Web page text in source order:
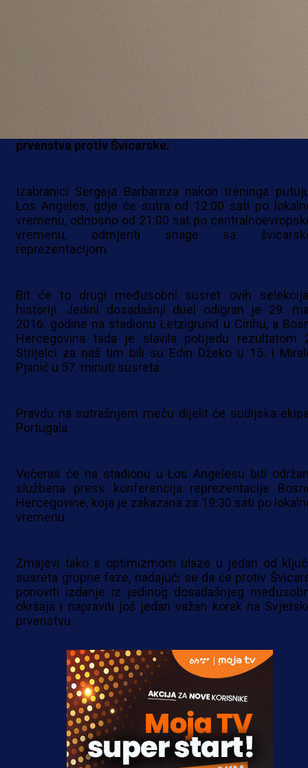
prvenstva protiv Švicarske.
Izabranici Sergeja Barbareza nakon treninga
Los Angeles, gdje će sutra od 12:00 sati po
vremenu, odnosno od 21:00 sat po
vremenu, odmjeriti snage sa
reprezentacijom.
Bit će to drugi međusobni susret ovih
historiji. Jedini dosadašnji duel odigran je 29.
2016. godine na stadionu Letzigrund u Cirihu, a
Hercegovina tada je slavila pobjedu rezultatom
Strijelci za naš tim bili su Edin Džeko u 15. i
Pjanić u 57. minuti susreta.
Pravdu na sutrašnjem meču dijelit će sudijska
Portugala.
Večeras će na stadionu u Los Angelesu biti
službena press konferencija reprezentacije
Hercegovine, koja je zakazana za 19:30 sati po
vremenu.
Zmajevi tako s optimizmom ulaze u jedan od
susreta grupne faze, nadajući se da će protiv
ponoviti izdanje iz jedinog dosadašnjeg
okršaja i napraviti još jedan važan korak na
prvenstvu.